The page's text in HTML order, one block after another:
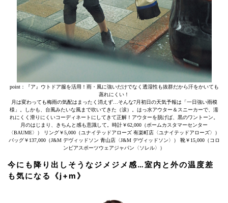
point：『ア』ウトドア服を活用！雨・風に強いだけでなく透湿性も抜群だから汗をかいても
蒸れにくい！
月は変わっても梅雨の気配はまったく消えず…そんな7月初日の天気予報は「一日強い雨模
様」。しかも、台風みたいな風まで吹いてきた（涙）。はっ水アウター＆スニーカーで、濡
れにくく滑りにくいコーディネートにしてきて正解！アウターを脱げば、黒のワントーン。
月のはじまり、きちんと感も意識して。時計￥62,000（ボームカスタマーセンター
〈BAUME〉） リング￥5,000（ユナイテッドアローズ 有楽町店〈ユナイテッドアローズ〉）
バッグ￥137,000（J&M デヴィッドソン 青山店〈J&M デヴィッドソン〉） 靴￥15,000（コロ
ンビアスポーツウェアジャパン〈ソレル〉）
今にも降り出しそうなジメジメ感…室内と外の温度差
も気になる《j+m》